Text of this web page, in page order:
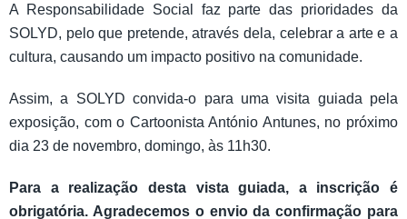
A Responsabilidade Social faz parte das prioridades da
SOLYD, pelo que pretende, através dela, celebrar a arte e a
cultura, causando um impacto positivo na comunidade.
Assim, a SOLYD convida-o para uma visita guiada pela
exposição, com o Cartoonista António Antunes, no próximo
dia 23 de novembro, domingo, às 11h30.
Para a realização desta vista guiada, a inscrição é
obrigatória. Agradecemos o envio da confirmação para